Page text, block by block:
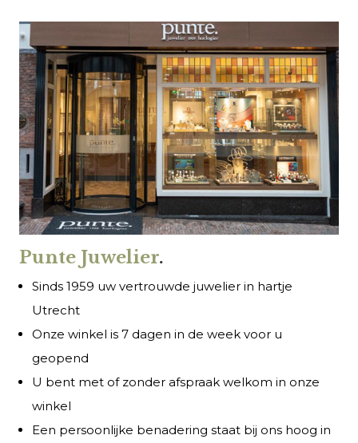
Punte Juwelier.
Sinds 1959 uw vertrouwde juwelier in hartje
Utrecht
Onze winkel is 7 dagen in de week voor u
geopend
U bent met of zonder afspraak welkom in onze
winkel
Een persoonlijke benadering staat bij ons hoog in